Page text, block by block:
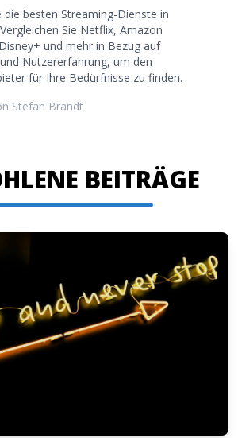
die besten Streaming-Dienste in
Sie Netflix, Amazon
und mehr in Bezug auf
Nutzererfahrung, um den
für Ihre Bedürfnisse zu finden.
Stefan Brandt
BEITRÄGE